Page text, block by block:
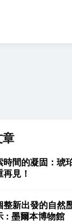
章
時間的凝固：琥
再見！
整新出發的自然
: 墨爾本博物館